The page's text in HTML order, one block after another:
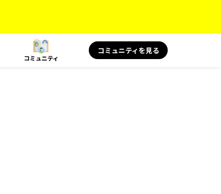
コミュニティ
コミュニティを見る